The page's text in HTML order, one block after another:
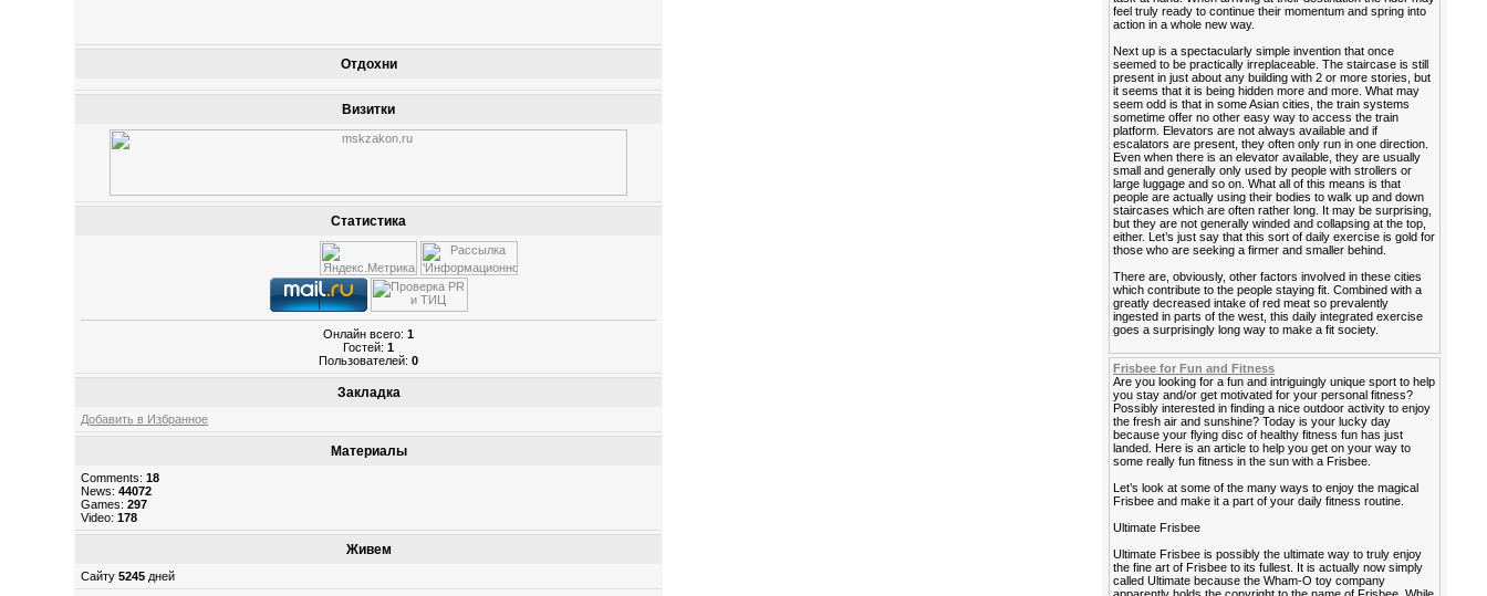
Отдохни
Визитки
Статистика
Онлайн всего:1
Гостей:1
Пользователей:0
Закладка
Добавить в Избранное
Материалы
Comments:18
News:44072
Games:297
Video:178
Живем
Сайту5245 дней
feel truly ready to continue their momentum and spring into
action in a whole new way.
Next up is a spectacularly simple invention that once
seemed to be practically irreplaceable. The staircase is still
present in just about any building with 2 or more stories, but
it seems that it is being hidden more and more. What may
seem odd is that in some Asian cities, the train systems
sometime offer no other easy way to access the train
platform. Elevators are not always available and if
escalators are present, they often only run in one direction.
Even when there is an elevator available, they are usually
small and generally only used by people with strollers or
large luggage and so on. What all of this means is that
people are actually using their bodies to walk up and down
staircases which are often rather long. It may be surprising,
but they are not generally winded and collapsing at the top,
either. Let’s just say that this sort of daily exercise is gold for
those who are seeking a firmer and smaller behind.
There are, obviously, other factors involved in these cities
which contribute to the people staying fit. Combined with a
greatly decreased intake of red meat so prevalently
ingested in parts of the west, this daily integrated exercise
goes a surprisingly long way to make a fit society.
Frisbee for Fun and Fitness
Are you looking for a fun and intriguingly unique sport to help
you stay and/or get motivated for your personal fitness?
Possibly interested in finding a nice outdoor activity to enjoy
the fresh air and sunshine? Today is your lucky day
because your flying disc of healthy fitness fun has just
landed. Here is an article to help you get on your way to
some really fun fitness in the sun with a Frisbee.
Let’s look at some of the many ways to enjoy the magical
Frisbee and make it a part of your daily fitness routine.
Ultimate Frisbee
Ultimate Frisbee is possibly the ultimate way to truly enjoy
the fine art of Frisbee to its fullest. It is actually now simply
called Ultimate because the Wham-O toy company